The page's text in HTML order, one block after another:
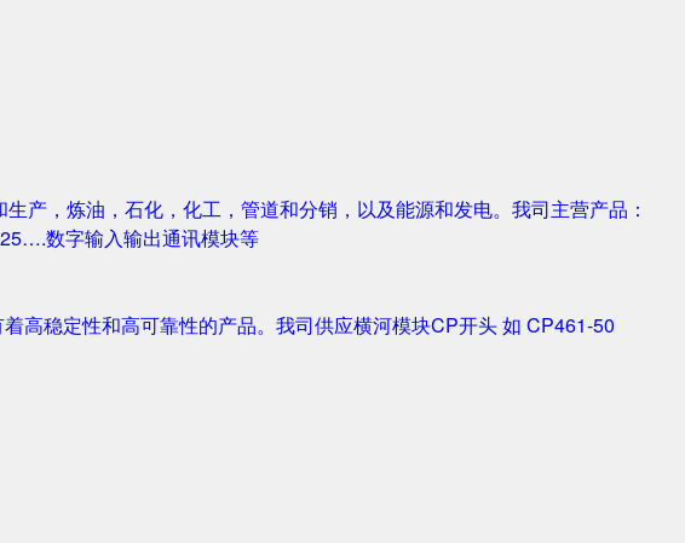
产，炼油，石化，化工，管道和分销，以及能源和发电。我司主营产品：
数字输入输出通讯模块等
高稳定性和高可靠性的产品。我司供应横河模块CP开头 如 CP461-50